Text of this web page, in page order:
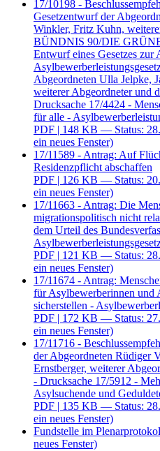
17/10198 -
Gesetzentwurf der
Winkler, Fritz Kuhn,
BÜNDNIS 90/DIE
Entwurf eines Gesetzes zur
Abgeordneten Ulla Jelpke,
weiterer Abgeordneter
Drucksache 17/4424 -
für alle -
PDF | 148 KB — Status:
ein neues Fenster)
17/11589 - Antrag: Auf
Residenzpflicht abschaffen
PDF | 126 KB — Status:
ein neues Fenster)
17/11663 - Antrag: Die
migrationspolitisch nicht
dem Urteil des
PDF | 121 KB — Status:
ein neues Fenster)
17/11674 - Antrag:
für Asylbewerberinnen und
sicherstellen -
PDF | 172 KB — Status:
ein neues Fenster)
17/11716 -
der Abgeordneten Rüdiger
Ernstberger, weiterer
- Drucksache 17/5912 -
Asylsuchende und
PDF | 135 KB — Status:
ein neues Fenster)
Fundstelle im
neues Fenster)